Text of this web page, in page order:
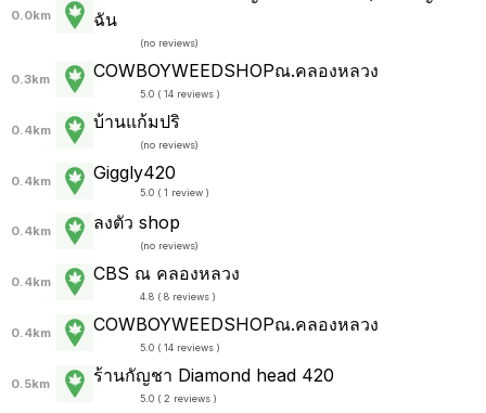
0.0km
ฉัน
(no reviews)
0.3km COWBOYWEEDSHOPณ.คลองหลวง
5.0 ( 14 reviews )
0.4km บ้านแก้มปริ
(no reviews)
0.4km Giggly420
5.0 ( 1 review )
0.4km ลงตัว shop
(no reviews)
0.4km CBS ณ คลองหลวง
4.8 ( 8 reviews )
0.4km COWBOYWEEDSHOPณ.คลองหลวง
5.0 ( 14 reviews )
0.5km ร้านกัญชา Diamond head 420
5.0 ( 2 reviews )